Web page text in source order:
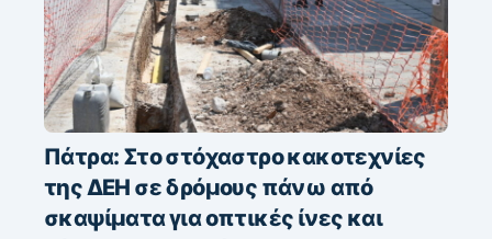
Πάτρα: Στο στόχαστρο κακοτεχνίες
της ΔΕΗ σε δρόμους πάνω από
σκαψίματα για οπτικές ίνες και